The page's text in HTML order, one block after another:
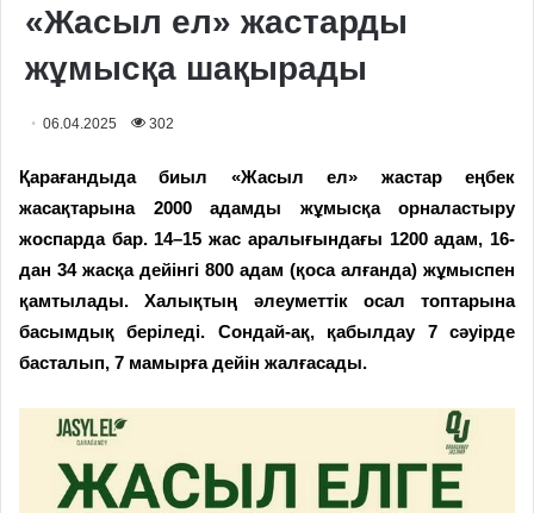
«Жасыл ел» жастарды
жұмысқа шақырады
06.04.2025 302
Қарағандыда биыл «Жасыл ел» жастар еңбек
жасақтарына 2000 адамды жұмысқа орналастыру
жоспарда бар. 14–15 жас аралығындағы 1200 адам, 16-
дан 34 жасқа дейінгі 800 адам (қоса алғанда) жұмыспен
қамтылады. Халықтың әлеуметтік осал топтарына
басымдық беріледі. Сондай-ақ, қабылдау 7 сәуірде
басталып, 7 мамырға дейін жалғасады.